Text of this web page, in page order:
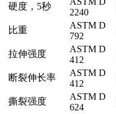
硬度，5秒
2240
比重
ASTM D
792
拉伸强度
ASTM D
412
断裂伸长率
ASTM D
412
撕裂强度
ASTM D
624